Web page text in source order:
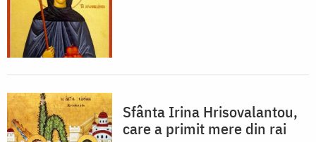
Sfânta Irina Hrisovalantou,
care a primit mere din rai